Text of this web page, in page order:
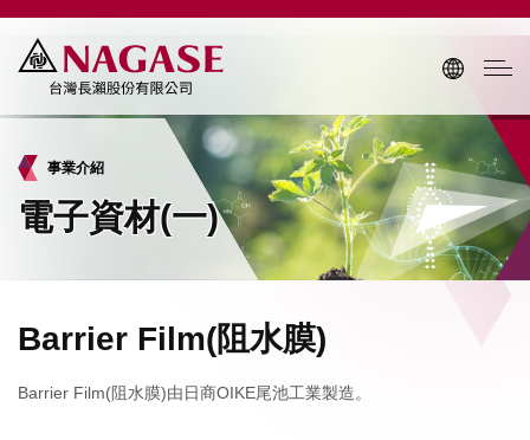
事業介紹
電子資材(一)
Barrier Film(阻水膜)
Barrier Film(阻水膜)由日商OIKE尾池工業製造。